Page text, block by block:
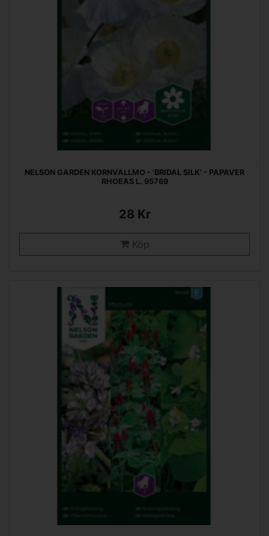
NELSON GARDEN KORNVALLMO - 'BRIDAL SILK' - PAPAVER
RHOEAS L. 95769
28 Kr
Köp